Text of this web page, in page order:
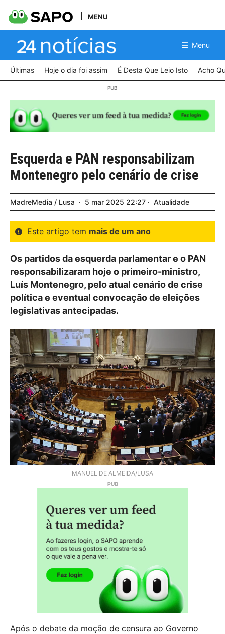
MENU
Menu
Últimas Hoje o dia foi assim É Desta Que Leio Isto Acho
Esquerda e PAN responsabilizam
Montenegro pelo cenário de crise
MadreMedia / Lusa 5 mar 2025 22:27 Atualidade
Este artigo tem mais de um ano
Os partidos da esquerda parlamentar e o PAN
responsabilizaram hoje o primeiro-ministro,
Luís Montenegro, pelo atual cenário de crise
política e eventual convocação de eleições
legislativas antecipadas.
MANUEL DE ALMEIDA/LUSA
Após o debate da moção de censura ao Governo